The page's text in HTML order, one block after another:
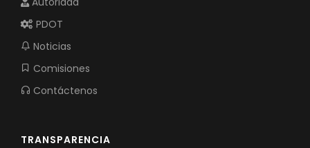
PDOT
Noticias
Comisiones
Contáctenos
TRANSPARENCIA